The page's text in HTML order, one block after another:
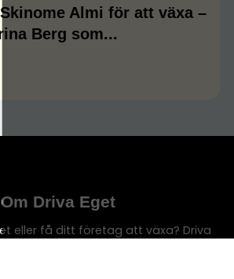
Almi för att växa –
Berg som...
Om Driva Eget
eller få ditt företag att växa? Driva